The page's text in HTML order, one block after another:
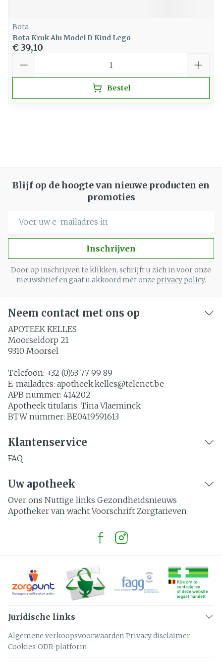
Bota
Bota Kruk Alu Model D Kind Lego
€ 39,10
Bestel
Blijf op de hoogte van nieuwe producten en
promoties
Inschrijven
Door op inschrijven te klikken, schrijft u zich in voor onze
nieuwsbrief en gaat u akkoord met onze privacy policy.
Neem contact met ons op
APOTEEK KELLES
Moorseldorp 21
9310 Moorsel
Telefoon: +32 (0)53 77 99 89
E-mailadres: apotheek.kelles@telenet.be
APB nummer: 414202
Apotheek titularis: Tina Vlaeminck
BTW nummer: BE0419591613
Klantenservice
FAQ
Uw apotheek
Over ons Nuttige links Gezondheidsnieuws
Apotheker van wacht Voorschrift Zorgtarieven
Juridische links
Algemene verkoopsvoorwaarden Privacy disclaimer
Cookies ODR-platform